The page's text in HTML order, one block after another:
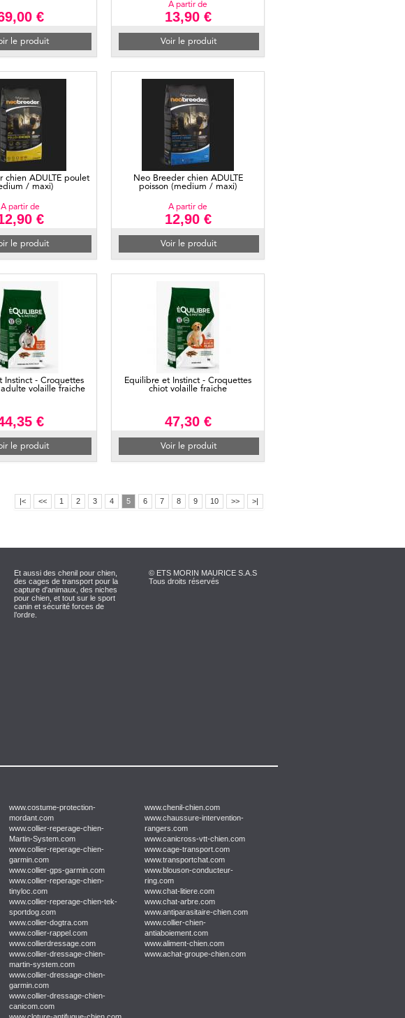
€
le produit
A partir de
13,90 €
Voir le produit
chien ADULTE poulet
/ maxi)
A partir de
€
le produit
Neo Breeder chien ADULTE
poisson (medium / maxi)
A partir de
12,90 €
Voir le produit
Instinct - Croquettes
volaille fraiche
€
le produit
Equilibre et Instinct - Croquettes
chiot volaille fraiche
47,30 €
Voir le produit
|< << 1 2 3 4 5 6 7 8 9 10 >> >|
Et aussi des chenil pour chien,
des cages de transport pour la
capture d'animaux, des niches
pour chien, et tout sur le sport
canin et sécurité forces de
l’ordre.
© ETS MORIN MAURICE S.A.S
Tous droits réservés
www.costume-protection-
mordant.com
www.collier-reperage-chien-
Martin-System.com
www.collier-reperage-chien-
garmin.com
www.collier-gps-garmin.com
www.collier-reperage-chien-
tinyloc.com
www.collier-reperage-chien-tek-
sportdog.com
www.collier-dogtra.com
www.collier-rappel.com
www.collierdressage.com
www.collier-dressage-chien-
martin-system.com
www.collier-dressage-chien-
garmin.com
www.collier-dressage-chien-
canicom.com
www.chenil-chien.com
www.chaussure-intervention-
rangers.com
www.canicross-vtt-chien.com
www.cage-transport.com
www.transportchat.com
www.blouson-conducteur-
ring.com
www.chat-litiere.com
www.chat-arbre.com
www.antiparasitaire-chien.com
www.collier-chien-
antiaboiement.com
www.aliment-chien.com
www.achat-groupe-chien.com